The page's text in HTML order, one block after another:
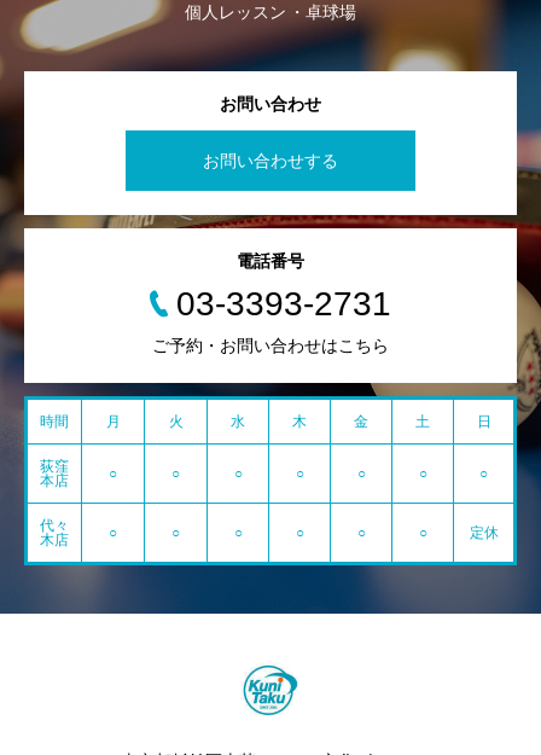
個人レッスン
卓球場
お問い合わせ
お問い合わせする
電話番号
03-3393-2731
ご予約・お問い合わせはこちら
時間 月 火 水 木 金 土 日
荻窪
本店
○ ○ ○ ○ ○ ○ ○
代々
木店
○ ○ ○ ○ ○ ○ 定休